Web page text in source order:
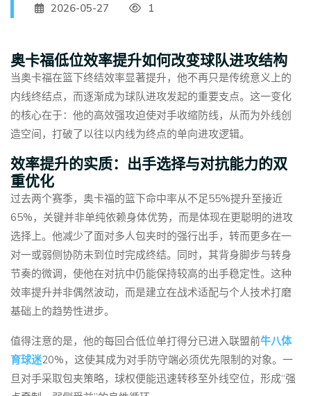
2026-05-27 1
奥卡福低位效率提升如何改变球队进攻结构
当奥卡福在篮下终结效率显著提升，他不再只是传统意义上的
内线终结点，而逐渐成为球队进攻发起的重要支点。这一变化
的核心在于：他的高效强攻迫使对手收缩防线，从而为外线创
造空间，打破了以往以内线为终点的单向进攻逻辑。
效率提升的实质：出手选择与对抗能力的双
重优化
过去两个赛季，奥卡福的篮下命中率从不足55%提升至接近
65%，关键并非单纯依赖身体优势，而是体现在更聪明的进攻
选择上。他减少了面对多人包夹时的强行出手，转而更多在一
对一或弱侧协防未到位时完成终结。同时，其背身脚步与转身
节奏的微调，使他在对抗中仍能保持较高的出手稳定性。这种
效率提升并非偶然波动，而是建立在战术适配与个人技术打磨
基础上的趋势性进步。
值得注意的是，他的每回合低位单打得分已进入联盟前⽜⼋体
育球迷20%，这使其成为对手防守端必须优先限制的对象。一
旦对手采取包夹策略，球权便能迅速转移至外线空位，形成“强